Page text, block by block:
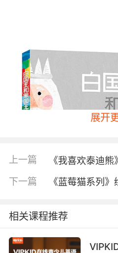
展开
上一篇 《我喜欢泰迪
下一篇 《蓝莓猫系列
相关课程推荐